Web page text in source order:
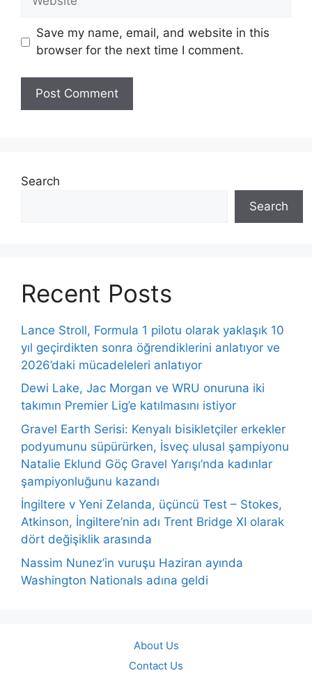
Save my name, email, and website in this
browser for the next time I comment.
Search
Search
Recent Posts
Lance Stroll, Formula 1 pilotu olarak yaklaşık 10
yıl geçirdikten sonra öğrendiklerini anlatıyor ve
2026’daki mücadeleleri anlatıyor
Dewi Lake, Jac Morgan ve WRU onuruna iki
takımın Premier Lig’e katılmasını istiyor
Gravel Earth Serisi: Kenyalı bisikletçiler erkekler
podyumunu süpürürken, İsveç ulusal şampiyonu
Natalie Eklund Göç Gravel Yarışı’nda kadınlar
şampiyonluğunu kazandı
İngiltere v Yeni Zelanda, üçüncü Test – Stokes,
Atkinson, İngiltere’nin adı Trent Bridge XI olarak
dört değişiklik arasında
Nassim Nunez’in vuruşu Haziran ayında
Washington Nationals adına geldi
About Us
Contact Us